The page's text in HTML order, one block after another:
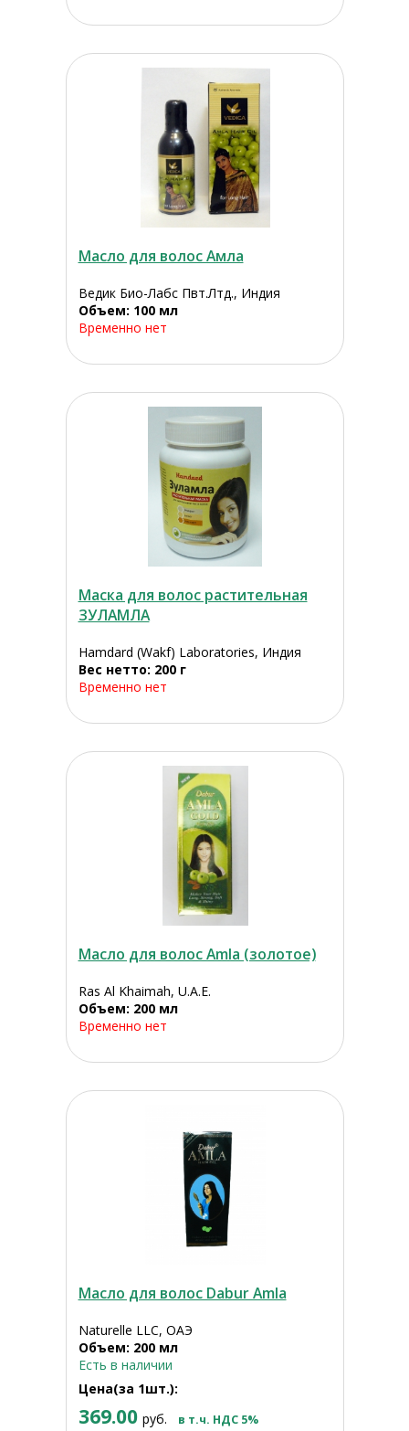
Масло для волос Амла
Ведик Био-Лабс Пвт.Лтд., Индия
Объем: 100 мл
Временно нет
Маска для волос растительная
ЗУЛАМЛА
Hamdard (Wakf) Laboratories, Индия
Вес нетто: 200 г
Временно нет
Масло для волос Amla (золотое)
Ras Al Khaimah, U.A.E.
Объем: 200 мл
Временно нет
Масло для волос Dabur Amla
Naturelle LLC, ОАЭ
Объем: 200 мл
Есть в наличии
Цена(за 1шт.):
369.00 руб. в т.ч. НДС 5%